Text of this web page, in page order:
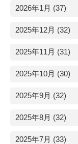
2026年1月 (37)
2025年12月 (32)
2025年11月 (31)
2025年10月 (30)
2025年9月 (32)
2025年8月 (32)
2025年7月 (33)